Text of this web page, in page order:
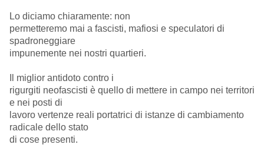
Lo diciamo chiaramente: non
permetteremo mai a fascisti, mafiosi e speculatori di
spadroneggiare
impunemente nei nostri quartieri.
Il miglior antidoto contro i
rigurgiti neofascisti è quello di mettere in campo nei territori
e nei posti di
lavoro vertenze reali portatrici di istanze di cambiamento
radicale dello stato
di cose presenti.